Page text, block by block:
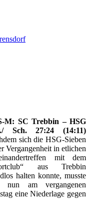
M: SC Trebbin – HSG
Sch. 27:24 (14:11)
sich die HSG-Sieben
Vergangenheit in etlichen
mit dem
aus Trebbin
halten konnte, musste
nun am vergangenen
eine Niederlage gegen